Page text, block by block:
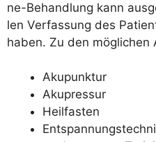
ne-Behand­lung kann
len Ver­fas­sung des
haben. Zu den mög­li­chen
Aku­punk­tur
Aku­pres­sur
Heil­fas­ten